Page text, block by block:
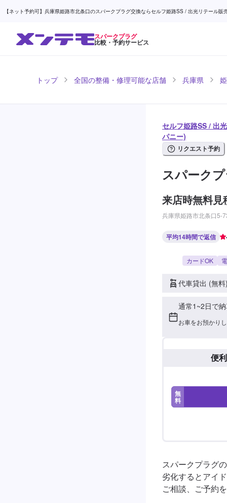
【ネット予約可】兵庫県姫路市北条口のスパークプラグ交換ならセルフ姫路SS / 出光リテール販
スパークプラグ
比較・予約サービス
トップ 全国の整備・修理可能な店舗 兵庫県
セルフ姫路SS / 出
パニー)
リクエスト予約
スパーク
来店時無料見
兵庫県姫路市北条口5-
平均14時間で返信
カードOK
代車貸出 (無
通常1~2日で
お車をお預かり
便
無
料
スパークプラグ
劣化するとアイ
ご相談、ご予約